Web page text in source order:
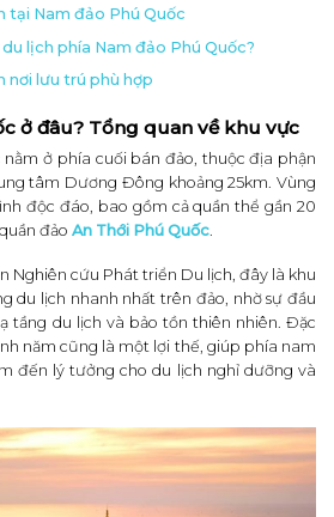
tại Nam đảo Phú Quốc
du lịch phía Nam đảo Phú Quốc?
nơi lưu trú phù hợp
ở đâu? Tổng quan về khu vực
ở phía cuối bán đảo, thuộc địa phận
tâm Dương Đông khoảng 25km. Vùng
độc đáo, bao gồm cả quần thể gần 20
đảo An Thới Phú Quốc.
Nghiên cứu Phát triển Du lịch, đây là khu
du lịch nhanh nhất trên đảo, nhờ sự đầu
tầng du lịch và bảo tồn thiên nhiên. Đặc
năm cũng là một lợi thế, giúp phía nam
đến lý tưởng cho du lịch nghỉ dưỡng và